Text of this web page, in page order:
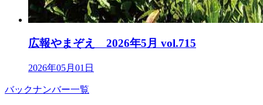
広報やまぞえ 2026年5月 vol.715
2026年05月01日
バックナンバー一覧